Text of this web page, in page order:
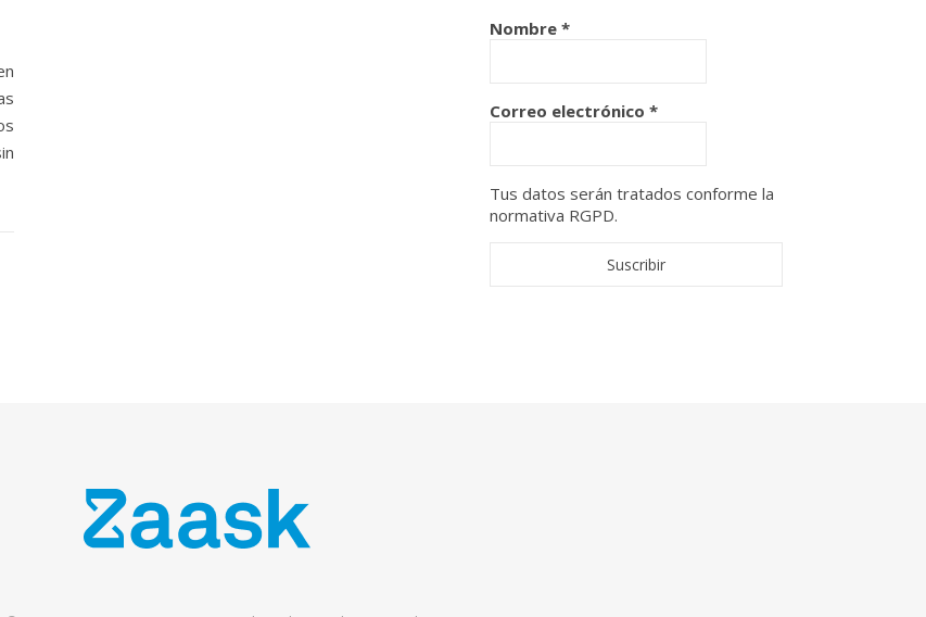
Nombre *
Correo electrónico *
Tus datos serán tratados conforme la
normativa RGPD.